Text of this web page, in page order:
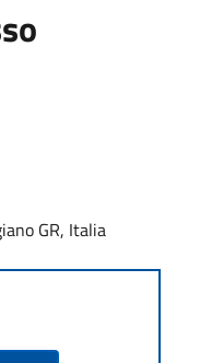
GR, Italia